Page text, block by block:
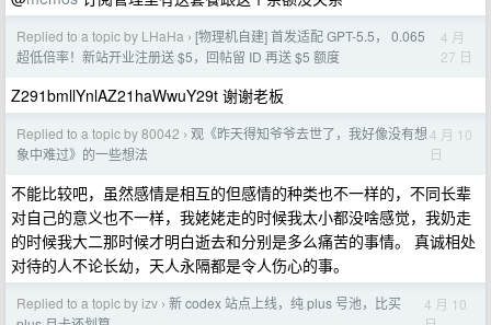
Replied to a topic by LHaHa › [物理机自建] 首发适配 GPT-5.5， 0.065
超低倍率！新站开业注册送 $5，回帖留 ID 再送 $5 额度
4 月
27 日
Z291bmllYnlAZ21haWwuY29t 谢谢老板
Replied to a topic by 80042 › 观《昨天得知爷爷去世了，我好像没有想
象中难过》的一些想法
4 月 10
日
不能比较吧，虽然感情是相互的但感情的种类也不一样的，不同长辈
对自己的意义也不一样，我姥姥走的时候我太小都没啥感觉，我奶走
的时候我大二那时候才明白逝去和分别是多么痛苦的事情。 真诚相处
对待的人不论长幼，天人永隔都是令人伤心的事。
Replied to a topic by izv › 新 codex 站点上线，纯 plus 号池，比买
4 月 10